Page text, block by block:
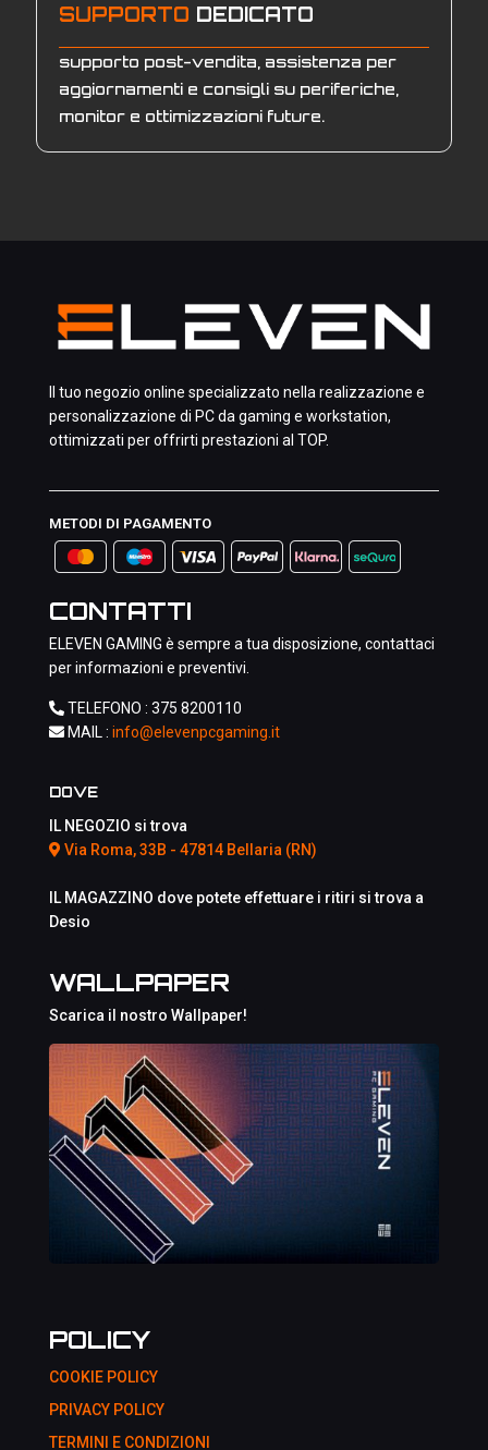
SUPPORTO DEDICATO
supporto post-vendita, assistenza per
aggiornamenti e consigli su periferiche,
monitor e ottimizzazioni future.
Il tuo negozio online specializzato nella realizzazione e
personalizzazione di PC da gaming e workstation,
ottimizzati per offrirti prestazioni al TOP.
METODI DI PAGAMENTO
CONTATTI
ELEVEN GAMING è sempre a tua disposizione, contattaci
per informazioni e preventivi.
TELEFONO : 375 8200110
MAIL : info@elevenpcgaming.it
DOVE
IL NEGOZIO si trova
Via Roma, 33B - 47814 Bellaria (RN)
IL MAGAZZINO dove potete effettuare i ritiri si trova a
Desio
WALLPAPER
Scarica il nostro Wallpaper!
POLICY
COOKIE POLICY
PRIVACY POLICY
TERMINI E CONDIZIONI